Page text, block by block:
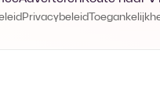
Privacybeleid